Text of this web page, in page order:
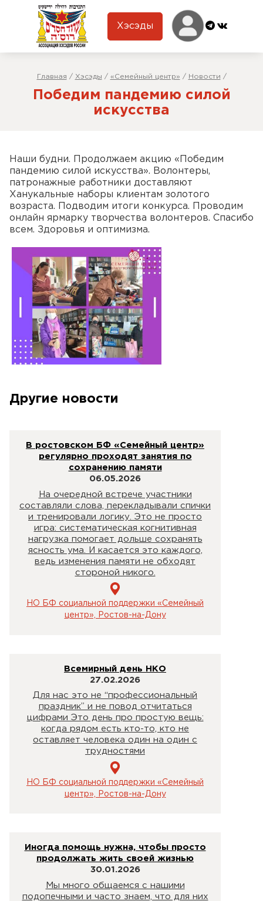
Хэсэды
Главная / Хэсэды / «Семейный центр» / Новости /
Победим пандемию силой
искусства
Наши будни. Продолжаем акцию «Победим
пандемию силой искусства». Волонтеры,
патронажные работники доставляют
Ханукальные наборы клиентам золотого
возраста. Подводим итоги конкурса. Проводим
онлайн ярмарку творчества волонтеров. Спасибо
всем. Здоровья и оптимизма.
Другие новости
В ростовском БФ «Семейный центр»
регулярно проходят занятия по
сохранению памяти
06.05.2026
На очередной встрече участники
составляли слова, перекладывали спички
и тренировали логику. Это не просто
игра: систематическая когнитивная
нагрузка помогает дольше сохранять
ясность ума. И касается это каждого,
ведь изменения памяти не обходят
стороной никого.
НО БФ социальной поддержки «Семейный
центр», Ростов-на-Дону
Всемирный день НКО
27.02.2026
Для нас это не “профессиональный
праздник” и не повод отчитаться
цифрами Это день про простую вещь:
когда рядом есть кто-то, кто не
оставляет человека один на один с
трудностями
НО БФ социальной поддержки «Семейный
центр», Ростов-на-Дону
Иногда помощь нужна, чтобы просто
продолжать жить своей жизнью
30.01.2026
Мы много общаемся с нашими
подопечными и часто знаем, что для них